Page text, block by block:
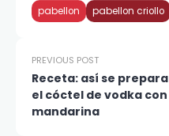
pabellon pabellon criollo
PREVIOUS POST
Receta: así se prepara
el cóctel de vodka con
mandarina